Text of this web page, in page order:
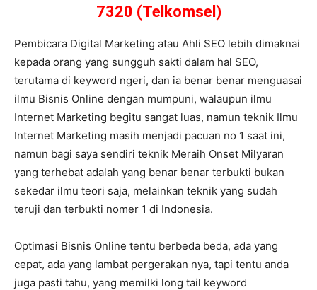
7320 (Telkomsel)
Pembicara Digital Marketing atau Ahli SEO lebih dimaknai
kepada orang yang sungguh sakti dalam hal SEO,
terutama di keyword ngeri, dan ia benar benar menguasai
ilmu Bisnis Online dengan mumpuni, walaupun ilmu
Internet Marketing begitu sangat luas, namun teknik Ilmu
Internet Marketing masih menjadi pacuan no 1 saat ini,
namun bagi saya sendiri teknik Meraih Onset Milyaran
yang terhebat adalah yang benar benar terbukti bukan
sekedar ilmu teori saja, melainkan teknik yang sudah
teruji dan terbukti nomer 1 di Indonesia.
Optimasi Bisnis Online tentu berbeda beda, ada yang
cepat, ada yang lambat pergerakan nya, tapi tentu anda
juga pasti tahu, yang memilki long tail keyword